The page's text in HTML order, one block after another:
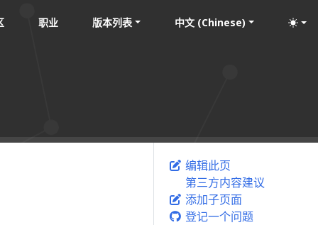
职业 版本列表 中文 (Chinese)
编辑此页
第三方内容建议
添加子页面
登记一个问题